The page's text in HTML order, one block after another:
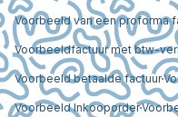
Voorbeeld van een proforma
Voorbeeldfactuur met btw-
Voorbeeld betaalde factuur
Voorbeeld Inkooporder